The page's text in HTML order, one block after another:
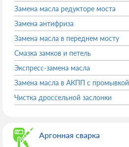
Замена масла редукторе моста
Замена антифриза
Замена масла в переднем мосту
Смазка замков и петель
Экспресс-замена масла
Замена масла в АКПП с промывкой
Чистка дроссельной заслонки
Аргонная сварка